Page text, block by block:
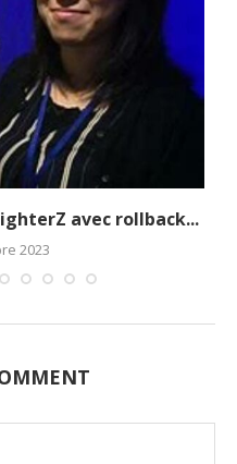
avec rollback...
2023